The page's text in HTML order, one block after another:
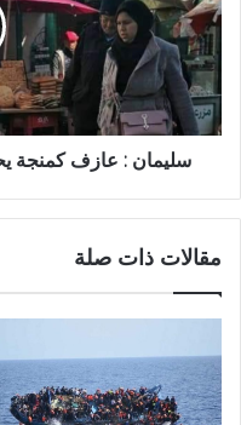
سليمان : عازف كمنجة
مقالات ذات صلة